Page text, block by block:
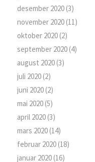
desember 2020(3)
november 2020(11)
oktober 2020(2)
september 2020(4)
august 2020(3)
juli 2020(2)
juni 2020(2)
mai 2020(5)
april 2020(3)
mars 2020(14)
februar 2020(18)
januar 2020(16)